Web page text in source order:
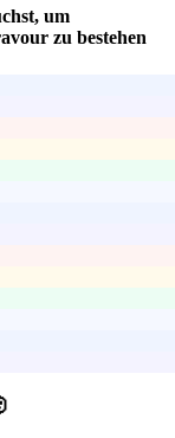
um
zu bestehen